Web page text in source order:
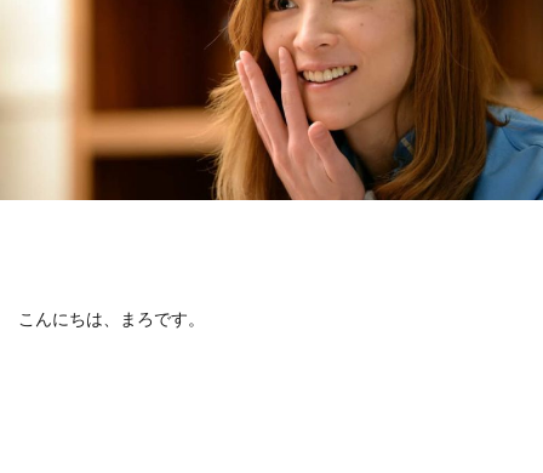
こんにちは、まろです。